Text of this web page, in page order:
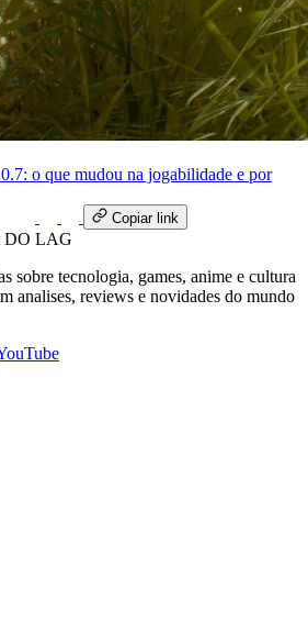
o que mudou na jogabilidade e por
Copiar link
DO LAG
sobre tecnologia, games, anime e cultura
analises, reviews e novidades do mundo